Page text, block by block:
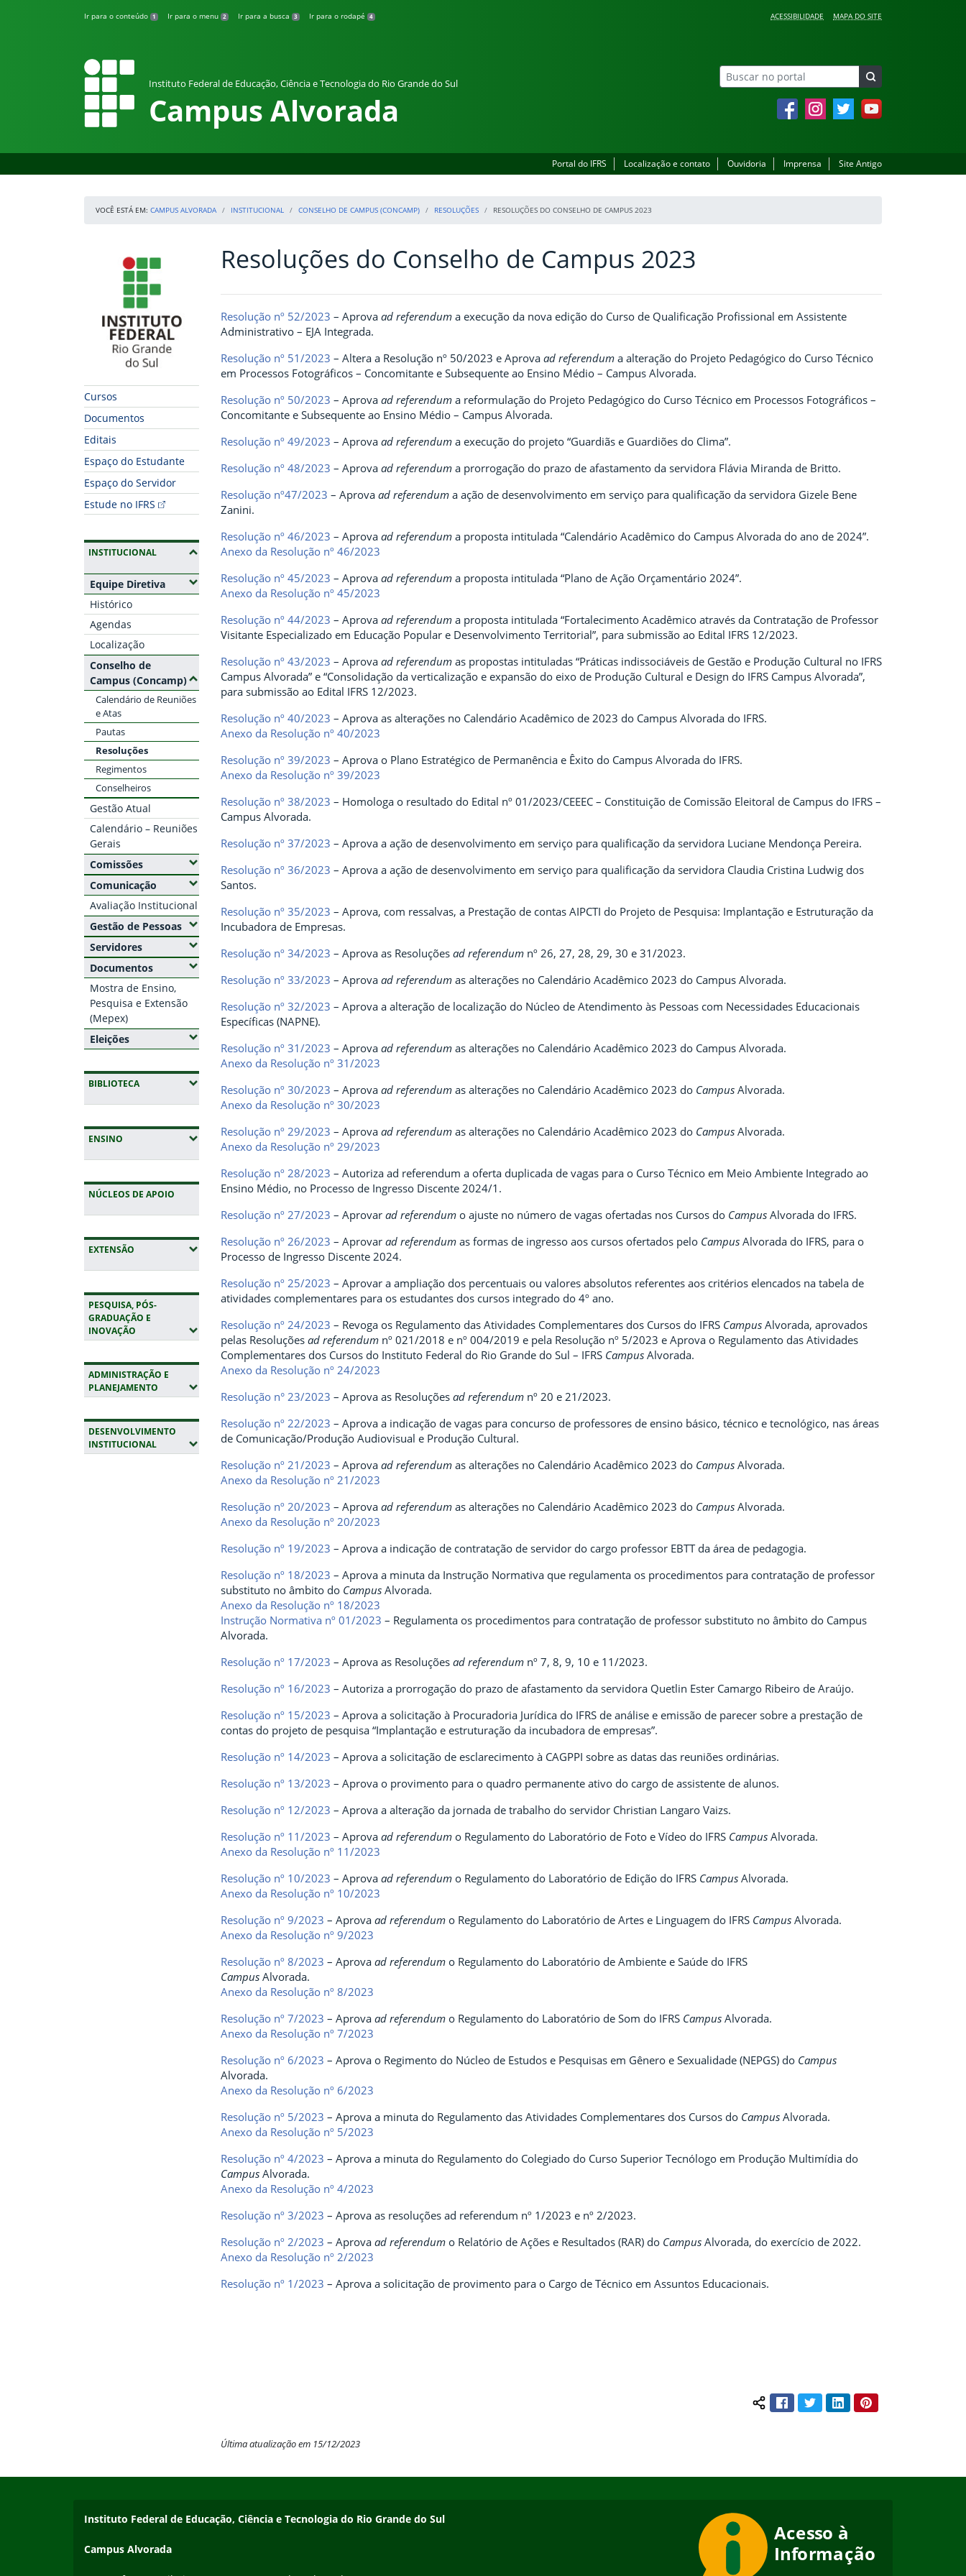
Ir para o conteúdo 1 Ir para o menu 2 Ir para a busca 3 Ir para o rodapé 4 ACESSIBILIDADE MAPA DO SITE
Instituto Federal de Educação, Ciência e Tecnologia do Rio Grande do Sul
Campus Alvorada FacebookInstagramTwitter YouTube
Portal do IFRS Localização e contato Ouvidoria Imprensa Site Antigo
VOCÊ ESTÁ EM: CAMPUS ALVORADA INSTITUCIONAL CONSELHO DE CAMPUS (CONCAMP) RESOLUÇÕES RESOLUÇÕES DO CONSELHO DE CAMPUS 2023
Início da navegação
Cursos
Documentos
Editais
Espaço do Estudante
Espaço do Servidor
Estude no IFRS
INSTITUCIONAL(OCULTAR SUBMENUS)
Equipe Diretiva(Expandir submenus)
Histórico
Agendas
Localização
Conselho de
Campus (Concamp)(Ocultar submenus)
Calendário de Reuniões
e Atas
Pautas
Resoluções
Regimentos
Conselheiros
Gestão Atual
Calendário – Reuniões
Gerais
Comissões(Expandir submenus)
Comunicação (Expandir submenus)
Avaliação Institucional
Gestão de Pessoas(Expandir submenus)
Servidores(Expandir submenus)
Documentos(Expandir submenus)
Mostra de Ensino,
Pesquisa e Extensão
(Mepex)
Eleições(Expandir submenus)
BIBLIOTECA(EXPANDIR SUBMENUS)
ENSINO (EXPANDIR SUBMENUS)
NÚCLEOS DE APOIO
EXTENSÃO (EXPANDIR SUBMENUS)
PESQUISA, PÓS-
GRADUAÇÃO E
INOVAÇÃO (EXPANDIR SUBMENUS)
ADMINISTRAÇÃO E
PLANEJAMENTO (EXPANDIR SUBMENUS)
DESENVOLVIMENTO
INSTITUCIONAL(EXPANDIR SUBMENUS)
Início do conteúdo
Resoluções do Conselho de Campus 2023
Resolução nº 52/2023 – Aprova ad referendum a execução da nova edição do Curso de Qualificação Profissional em Assistente
Administrativo – EJA Integrada.
Resolução nº 51/2023 – Altera a Resolução nº 50/2023 e Aprova ad referendum a alteração do Projeto Pedagógico do Curso Técnico
em Processos Fotográficos – Concomitante e Subsequente ao Ensino Médio – Campus Alvorada.
Resolução nº 50/2023 – Aprova ad referendum a reformulação do Projeto Pedagógico do Curso Técnico em Processos Fotográficos –
Concomitante e Subsequente ao Ensino Médio – Campus Alvorada.
Resolução nº 49/2023 – Aprova ad referendum a execução do projeto “Guardiãs e Guardiões do Clima”.
Resolução nº 48/2023 – Aprova ad referendum a prorrogação do prazo de afastamento da servidora Flávia Miranda de Britto.
Resolução nº47/2023 – Aprova ad referendum a ação de desenvolvimento em serviço para qualificação da servidora Gizele Bene
Zanini.
Resolução nº 46/2023 – Aprova ad referendum a proposta intitulada “Calendário Acadêmico do Campus Alvorada do ano de 2024”.
Anexo da Resolução nº 46/2023
Resolução nº 45/2023 – Aprova ad referendum a proposta intitulada “Plano de Ação Orçamentário 2024”.
Anexo da Resolução nº 45/2023
Resolução nº 44/2023 – Aprova ad referendum a proposta intitulada “Fortalecimento Acadêmico através da Contratação de Professor
Visitante Especializado em Educação Popular e Desenvolvimento Territorial”, para submissão ao Edital IFRS 12/2023.
Resolução nº 43/2023 – Aprova ad referendum as propostas intituladas “Práticas indissociáveis de Gestão e Produção Cultural no IFRS
Campus Alvorada” e “Consolidação da verticalização e expansão do eixo de Produção Cultural e Design do IFRS Campus Alvorada”,
para submissão ao Edital IFRS 12/2023.
Resolução nº 40/2023 – Aprova as alterações no Calendário Acadêmico de 2023 do Campus Alvorada do IFRS.
Anexo da Resolução nº 40/2023
Resolução nº 39/2023 – Aprova o Plano Estratégico de Permanência e Êxito do Campus Alvorada do IFRS.
Anexo da Resolução nº 39/2023
Resolução nº 38/2023 – Homologa o resultado do Edital nº 01/2023/CEEEC – Constituição de Comissão Eleitoral de Campus do IFRS –
Campus Alvorada.
Resolução nº 37/2023 – Aprova a ação de desenvolvimento em serviço para qualificação da servidora Luciane Mendonça Pereira.
Resolução nº 36/2023 – Aprova a ação de desenvolvimento em serviço para qualificação da servidora Claudia Cristina Ludwig dos
Santos.
Resolução nº 35/2023 – Aprova, com ressalvas, a Prestação de contas AIPCTI do Projeto de Pesquisa: Implantação e Estruturação da
Incubadora de Empresas.
Resolução nº 34/2023 – Aprova as Resoluções ad referendum nº 26, 27, 28, 29, 30 e 31/2023.
Resolução nº 33/2023 – Aprova ad referendum as alterações no Calendário Acadêmico 2023 do Campus Alvorada.
Resolução nº 32/2023 – Aprova a alteração de localização do Núcleo de Atendimento às Pessoas com Necessidades Educacionais
Específicas (NAPNE).
Resolução nº 31/2023 – Aprova ad referendum as alterações no Calendário Acadêmico 2023 do Campus Alvorada.
Anexo da Resolução nº 31/2023
Resolução nº 30/2023 – Aprova ad referendum as alterações no Calendário Acadêmico 2023 do Campus Alvorada.
Anexo da Resolução nº 30/2023
Resolução nº 29/2023 – Aprova ad referendum as alterações no Calendário Acadêmico 2023 do Campus Alvorada.
Anexo da Resolução nº 29/2023
Resolução nº 28/2023 – Autoriza ad referendum a oferta duplicada de vagas para o Curso Técnico em Meio Ambiente Integrado ao
Ensino Médio, no Processo de Ingresso Discente 2024/1.
Resolução nº 27/2023 – Aprovar ad referendum o ajuste no número de vagas ofertadas nos Cursos do Campus Alvorada do IFRS.
Resolução nº 26/2023 – Aprovar ad referendum as formas de ingresso aos cursos ofertados pelo Campus Alvorada do IFRS, para o
Processo de Ingresso Discente 2024.
Resolução nº 25/2023 – Aprovar a ampliação dos percentuais ou valores absolutos referentes aos critérios elencados na tabela de
atividades complementares para os estudantes dos cursos integrado do 4º ano.
Resolução nº 24/2023 – Revoga os Regulamento das Atividades Complementares dos Cursos do IFRS Campus Alvorada, aprovados
pelas Resoluções ad referendum nº 021/2018 e nº 004/2019 e pela Resolução nº 5/2023 e Aprova o Regulamento das Atividades
Complementares dos Cursos do Instituto Federal do Rio Grande do Sul – IFRS Campus Alvorada.
Anexo da Resolução nº 24/2023
Resolução n° 23/2023 – Aprova as Resoluções ad referendum nº 20 e 21/2023.
Resolução nº 22/2023 – Aprova a indicação de vagas para concurso de professores de ensino básico, técnico e tecnológico, nas áreas
de Comunicação/Produção Audiovisual e Produção Cultural.
Resolução nº 21/2023 – Aprova ad referendum as alterações no Calendário Acadêmico 2023 do Campus Alvorada.
Anexo da Resolução nº 21/2023
Resolução nº 20/2023 – Aprova ad referendum as alterações no Calendário Acadêmico 2023 do Campus Alvorada.
Anexo da Resolução nº 20/2023
Resolução nº 19/2023 – Aprova a indicação de contratação de servidor do cargo professor EBTT da área de pedagogia.
Resolução nº 18/2023 – Aprova a minuta da Instrução Normativa que regulamenta os procedimentos para contratação de professor
substituto no âmbito do Campus Alvorada.
Anexo da Resolução nº 18/2023
Instrução Normativa nº 01/2023 – Regulamenta os procedimentos para contratação de professor substituto no âmbito do Campus
Alvorada.
Resolução nº 17/2023 – Aprova as Resoluções ad referendum nº 7, 8, 9, 10 e 11/2023.
Resolução nº 16/2023 – Autoriza a prorrogação do prazo de afastamento da servidora Quetlin Ester Camargo Ribeiro de Araújo.
Resolução nº 15/2023 – Aprova a solicitação à Procuradoria Jurídica do IFRS de análise e emissão de parecer sobre a prestação de
contas do projeto de pesquisa “Implantação e estruturação da incubadora de empresas”.
Resolução nº 14/2023 – Aprova a solicitação de esclarecimento à CAGPPI sobre as datas das reuniões ordinárias.
Resolução nº 13/2023 – Aprova o provimento para o quadro permanente ativo do cargo de assistente de alunos.
Resolução nº 12/2023 – Aprova a alteração da jornada de trabalho do servidor Christian Langaro Vaizs.
Resolução nº 11/2023 – Aprova ad referendum o Regulamento do Laboratório de Foto e Vídeo do IFRS Campus Alvorada.
Anexo da Resolução nº 11/2023
Resolução nº 10/2023 – Aprova ad referendum o Regulamento do Laboratório de Edição do IFRS Campus Alvorada.
Anexo da Resolução nº 10/2023
Resolução nº 9/2023 – Aprova ad referendum o Regulamento do Laboratório de Artes e Linguagem do IFRS Campus Alvorada.
Anexo da Resolução nº 9/2023
Resolução nº 8/2023 – Aprova ad referendum o Regulamento do Laboratório de Ambiente e Saúde do IFRS
Campus Alvorada.
Anexo da Resolução nº 8/2023
Resolução nº 7/2023 – Aprova ad referendum o Regulamento do Laboratório de Som do IFRS Campus Alvorada.
Anexo da Resolução nº 7/2023
Resolução nº 6/2023 – Aprova o Regimento do Núcleo de Estudos e Pesquisas em Gênero e Sexualidade (NEPGS) do Campus
Alvorada.
Anexo da Resolução nº 6/2023
Resolução nº 5/2023 – Aprova a minuta do Regulamento das Atividades Complementares dos Cursos do Campus Alvorada.
Anexo da Resolução nº 5/2023
Resolução nº 4/2023 – Aprova a minuta do Regulamento do Colegiado do Curso Superior Tecnólogo em Produção Multimídia do
Campus Alvorada.
Anexo da Resolução nº 4/2023
Resolução nº 3/2023 – Aprova as resoluções ad referendum nº 1/2023 e nº 2/2023.
Resolução nº 2/2023 – Aprova ad referendum o Relatório de Ações e Resultados (RAR) do Campus Alvorada, do exercício de 2022.
Anexo da Resolução nº 2/2023
Resolução nº 1/2023 – Aprova a solicitação de provimento para o Cargo de Técnico em Assuntos Educacionais.
Compartilhar conteúdo:
FacebookTwitterLinkedInPinterest
Última atualização em 15/12/2023
Endereço
Instituto Federal de Educação, Ciência e Tecnologia do Rio Grande do Sul
Campus Alvorada